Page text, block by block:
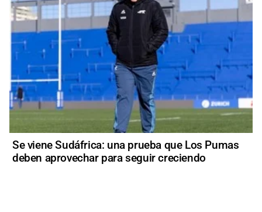
Se viene Sudáfrica: una prueba que Los Pumas
deben aprovechar para seguir creciendo